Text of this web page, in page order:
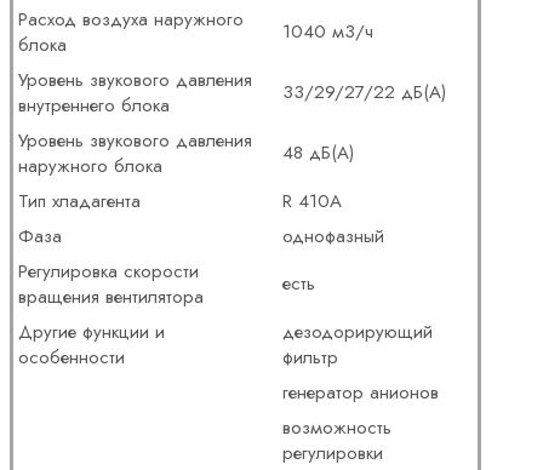
Расход воздуха наружного
блока
1040 м3/ч
Уровень звукового давления
внутреннего блока
33/29/27/22 дБ(А)
Уровень звукового давления
наружного блока
48 дБ(А)
Тип хладагента
R 410A
Фаза
однофазный
Регулировка скорости
вращения вентилятора
есть
Другие функции и
особенности
дезодорирующий
фильтр
генератор анионов
возможность
регулировки